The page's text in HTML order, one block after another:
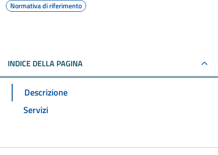
Normativa di riferimento
INDICE DELLA PAGINA
Descrizione
Servizi